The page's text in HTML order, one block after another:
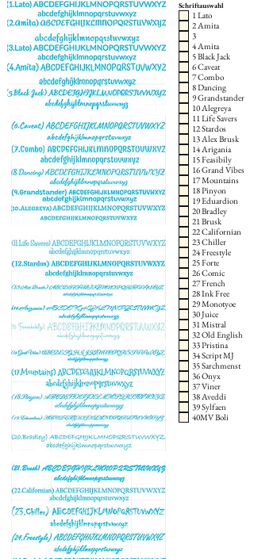
Schriftauswahl
1 Lato
2 Amita
3
4 Amita
5 Black Jack
6 Caveat
7 Combo
8 Dancing
9 Grandstander
10 Alegreya
11 Life Savers
12 Stardos
13 Alex Brusk
14 Arigania
15 Feasibily
16 Grand Vibes
17 Mountains
18 Pinyon
19 Eduardion
20 Bradley
21 Brusk
22 Californian
23 Chiller
24 Freestyle
25 Forte
26 Comic
27 French
28 Ink Free
29 Monotyoe
30 Juice
31 Mistral
32 Old English
33 Pristina
34 Script MJ
35 Sarchmenst
36 Onyx
37 Viner
38 Aveddi
39 Sylfaen
40MV Boli